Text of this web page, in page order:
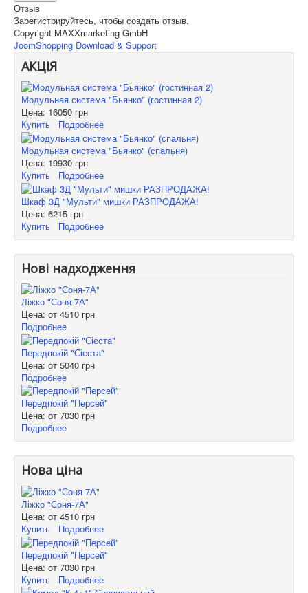
Отзыв
Зарегистрируйтесь, чтобы создать отзыв.
Copyright MAXXmarketing GmbH
JoomShopping Download & Support
АКЦІЯ
Модульная система "Бьянко" (гостинная 2)
Цена: 16050 грн
Купить
Подробнее
Модульная система "Бьянко" (спальня)
Цена: 19930 грн
Купить
Подробнее
Шкаф 3Д "Мульти" мишки РАЗПРОДАЖА!
Цена: 6215 грн
Купить
Подробнее
Нові надходження
Ліжко "Соня-7А"
Цена: от 4510 грн
Подробнее
Передпокій "Сієста"
Цена: от 5040 грн
Подробнее
Передпокій "Персей"
Цена: от 7030 грн
Подробнее
Нова ціна
Ліжко "Соня-7А"
Цена: от 4510 грн
Купить
Подробнее
Передпокій "Персей"
Цена: от 7030 грн
Купить
Подробнее